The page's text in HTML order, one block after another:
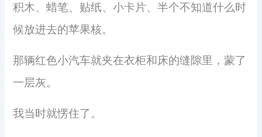
积木、蜡笔、贴纸、小卡片、半个不知道什么时
候放进去的苹果核。
那辆红色小汽车就夹在衣柜和床的缝隙里，蒙了
一层灰。
我当时就愣住了。